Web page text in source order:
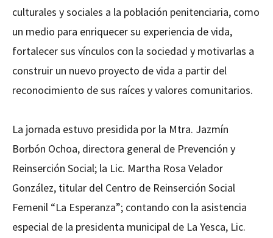
culturales y sociales a la población penitenciaria, como
un medio para enriquecer su experiencia de vida,
fortalecer sus vínculos con la sociedad y motivarlas a
construir un nuevo proyecto de vida a partir del
reconocimiento de sus raíces y valores comunitarios.
La jornada estuvo presidida por la Mtra. Jazmín
Borbón Ochoa, directora general de Prevención y
Reinserción Social; la Lic. Martha Rosa Velador
González, titular del Centro de Reinserción Social
Femenil “La Esperanza”; contando con la asistencia
especial de la presidenta municipal de La Yesca, Lic.